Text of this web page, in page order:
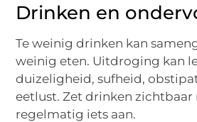
Drinken en
Te weinig drinken kan
weinig eten. Uitdroging kan
duizeligheid, sufheid,
eetlust. Zet drinken zichtbaar
regelmatig iets aan.